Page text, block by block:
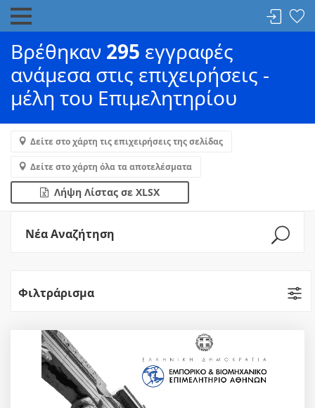
Βρέθηκαν 295 εγγραφές
ανάμεσα στις επιχειρήσεις -
μέλη του Επιμελητηρίου
Δείτε στο χάρτη τις επιχειρήσεις της σελίδας
Δείτε στο χάρτη όλα τα αποτελέσματα
Λήψη Λίστας σε XLSX
Νέα Αναζήτηση
Φιλτράρισμα